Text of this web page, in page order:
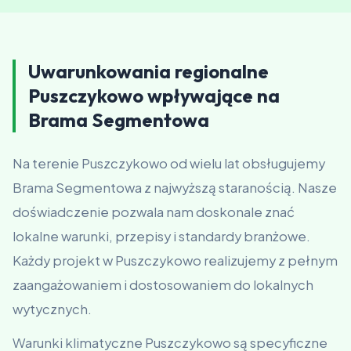
Uwarunkowania regionalne
Puszczykowo wpływające na
Brama Segmentowa
Na terenie Puszczykowo od wielu lat obsługujemy
Brama Segmentowa z najwyższą staranością. Nasze
doświadczenie pozwala nam doskonale znać
lokalne warunki, przepisy i standardy branżowe.
Każdy projekt w Puszczykowo realizujemy z pełnym
zaangażowaniem i dostosowaniem do lokalnych
wytycznych.
Warunki klimatyczne Puszczykowo są specyficzne